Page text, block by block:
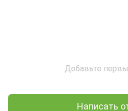
Добавьте
Написать